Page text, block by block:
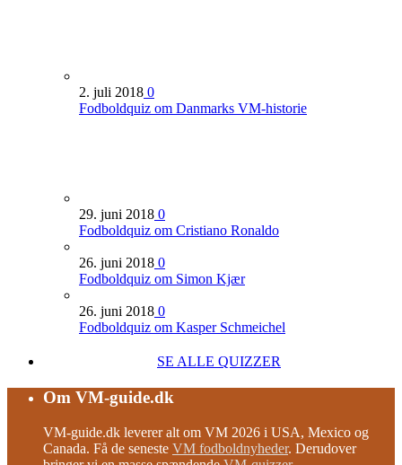
2. juli 2018 0
Fodboldquiz om Danmarks VM-historie
29. juni 2018 0
Fodboldquiz om Cristiano Ronaldo
26. juni 2018 0
Fodboldquiz om Simon Kjær
26. juni 2018 0
Fodboldquiz om Kasper Schmeichel
SE ALLE QUIZZER
Om VM-guide.dk
VM-guide.dk leverer alt om VM 2026 i USA, Mexico og
Canada. Få de seneste VM fodboldnyheder. Derudover